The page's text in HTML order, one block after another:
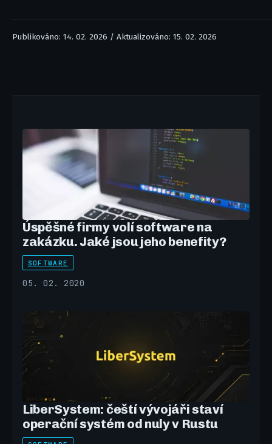
Publikováno: 14. 02. 2026 / Aktualizováno: 15. 02. 2026
Úspěšné firmy volí software na
zakázku. Jaké jsou jeho benefity?
SOFTWARE
05. 02. 2020
LiberSystem: čeští vývojáři staví
operační systém od nuly v Rustu